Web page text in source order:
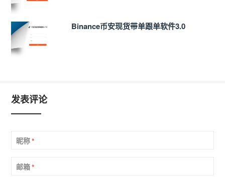
Binance币安现货带单跟单软件3.0
发表评论
昵称*
邮箱*